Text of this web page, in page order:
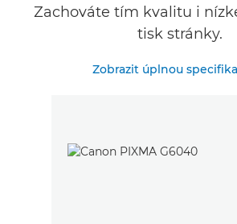
Zachováte tím kvalitu i
tisk stránky.
Zobrazit úplnou